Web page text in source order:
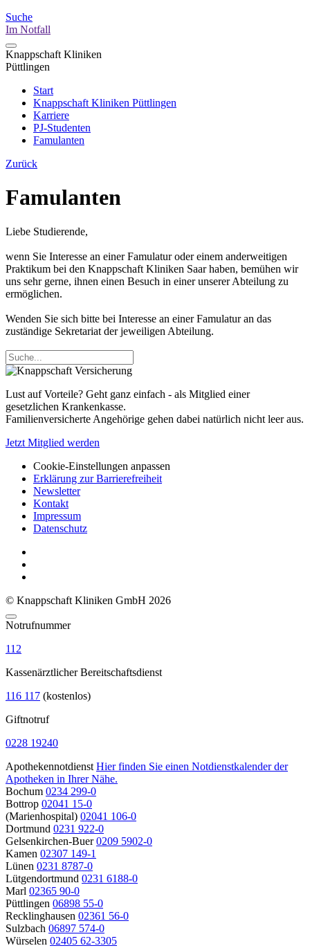
Suche
Im Notfall
Knappschaft Kliniken
Püttlingen
Start
Knappschaft Kliniken Püttlingen
Karriere
PJ-Studenten
Famulanten
Zurück
Famulanten
Liebe Studierende,
wenn Sie Interesse an einer Famulatur oder einem anderweitigen
Praktikum bei den Knappschaft Kliniken Saar haben, bemühen wir
uns sehr gerne, ihnen einen Besuch in einer unserer Abteilung zu
ermöglichen.
Wenden Sie sich bitte bei Interesse an einer Famulatur an das
zuständige Sekretariat der jeweiligen Abteilung.
Lust auf Vorteile? Geht ganz einfach - als Mitglied einer
gesetzlichen Krankenkasse.
Familienversicherte Angehörige gehen dabei natürlich nicht leer aus.
Jetzt Mitglied werden
Cookie-Einstellungen anpassen
Erklärung zur Barrierefreiheit
Newsletter
Kontakt
Impressum
Datenschutz
© Knappschaft Kliniken GmbH 2026
Notrufnummer
112
Kassenärztlicher Bereitschaftsdienst
116 117 (kostenlos)
Giftnotruf
0228 19240
Apothekennotdienst Hier finden Sie einen Notdienstkalender der
Apotheken in Ihrer Nähe.
Bochum 0234 299-0
Bottrop 02041 15-0
(Marienhospital) 02041 106-0
Dortmund 0231 922-0
Gelsenkirchen-Buer 0209 5902-0
Kamen 02307 149-1
Lünen 0231 8787-0
Lütgendortmund 0231 6188-0
Marl 02365 90-0
Püttlingen 06898 55-0
Recklinghausen 02361 56-0
Sulzbach 06897 574-0
Würselen 02405 62-3305